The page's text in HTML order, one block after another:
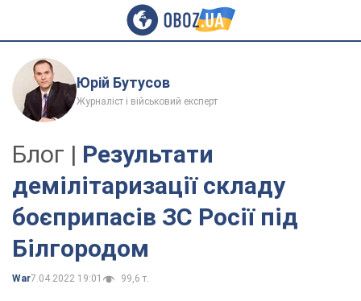
Юрій Бутусов
Журналіст і військовий експерт
Блог | Результати
демілітаризації складу
боєприпасів ЗС Росії під
Білгородом
War7.04.2022 19:01 99,6 т.